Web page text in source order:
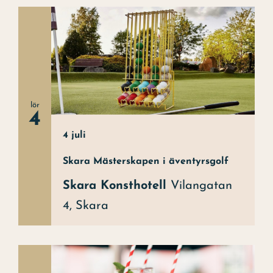
lör
4
Skara Mästerskapen i äventyrsgolf
4 juli
Skara Konsthotell Vilangatan
4, Skara